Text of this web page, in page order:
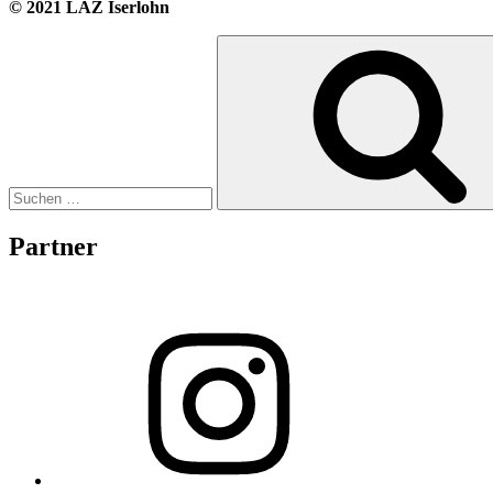
© 2021 LAZ Iserlohn
Partner